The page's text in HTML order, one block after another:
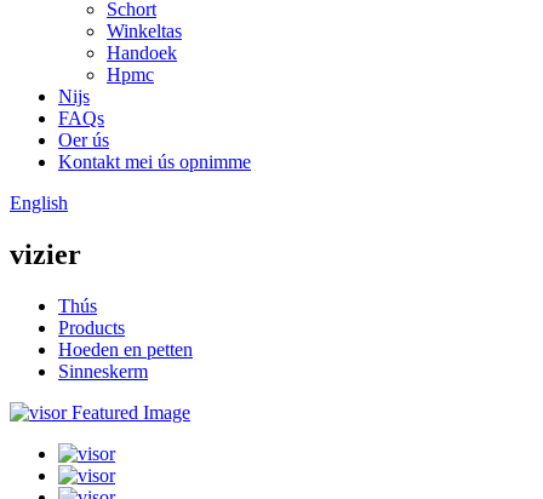
Schort
Winkeltas
Handoek
Hpmc
Nijs
FAQs
Oer ús
Kontakt mei ús opnimme
English
vizier
Thús
Products
Hoeden en petten
Sinneskerm